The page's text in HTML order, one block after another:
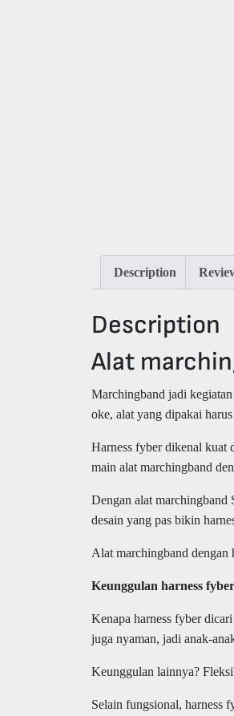
Description
Description
Alat
Marchingband jadi
oke, alat yang dipakai
Harness fyber dikenal kuat
main alat marchingband
Dengan alat marchingband
desain yang pas bikin
Alat marchingband dengan
Keunggulan harness
Kenapa harness fyber
juga nyaman, jadi anak-
Keunggulan lainnya?
Selain fungsional, harness